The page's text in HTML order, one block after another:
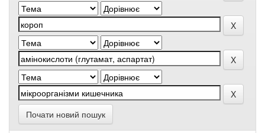
Почати новий пошук